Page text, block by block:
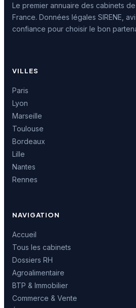
Le premier annuaire des cabinets
France. Données légales SIRENE,
confiance pour choisir le bon
VILLES
Paris
Lyon
Marseille
Toulouse
Bordeaux
Lille
Nantes
Rennes
NAVIGATION
Accueil
Tous les cabinets
Dossiers RH
Agroalimentaire
BTP & Immobilier
Commerce & Vente